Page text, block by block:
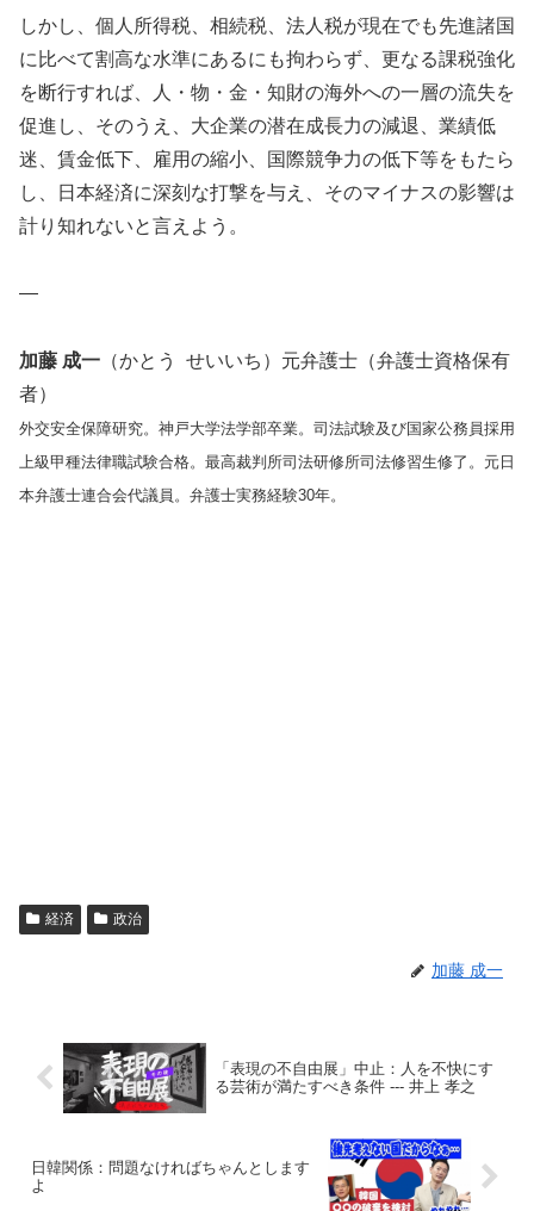
しかし、個人所得税、相続税、法人税が現在でも先進諸国
に比べて割高な水準にあるにも拘わらず、更なる課税強化
を断行すれば、人・物・金・知財の海外への一層の流失を
促進し、そのうえ、大企業の潜在成長力の減退、業績低
迷、賃金低下、雇用の縮小、国際競争力の低下等をもたら
し、日本経済に深刻な打撃を与え、そのマイナスの影響は
計り知れないと言えよう。
—
加藤 成一 （かとう せいいち）元弁護士（弁護士資格保有
者）
外交安全保障研究。神戸大学法学部卒業。司法試験及び国家公務員採用
上級甲種法律職試験合格。最高裁判所司法研修所司法修習生修了。元日
本弁護士連合会代議員。弁護士実務経験30年。
経済 政治
加藤 成一
「表現の不自由展」中止：人を不快にす
る芸術が満たすべき条件 --- 井上 孝之
日韓関係：問題なければちゃんとします
よ